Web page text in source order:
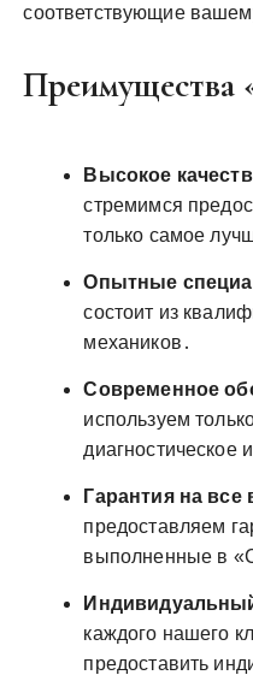
соответствующие
Преимущества
Высокое
стремимся
только самое
Опытные
состоит из
механиков․
Современное
используем
диагностическое
Гарантия на
предоставляем
выполненные в
каждого нашего
предоставить